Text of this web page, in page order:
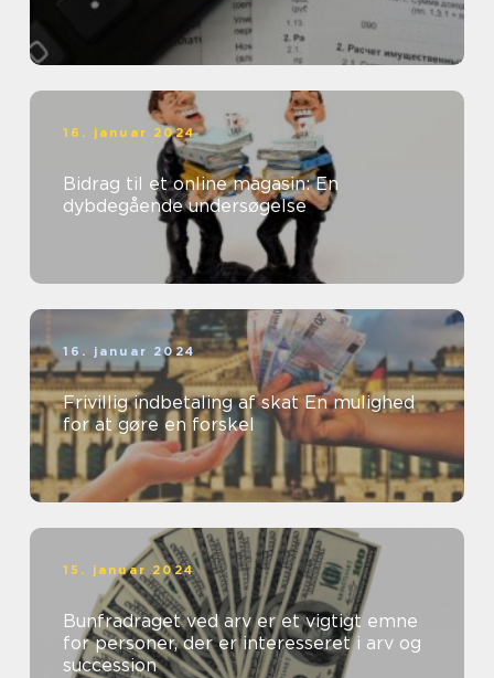
16. januar 2024
Bidrag til et online magasin: En
dybdegående undersøgelse
16. januar 2024
Frivillig indbetaling af skat En mulighed
for at gøre en forskel
15. januar 2024
Bunfradraget ved arv er et vigtigt emne
for personer, der er interesseret i arv og
succession